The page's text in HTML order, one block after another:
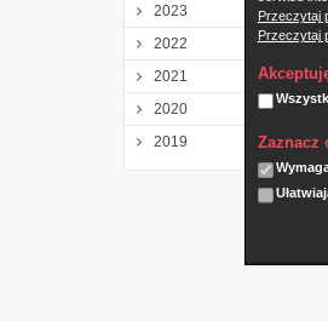
Przeczytaj
Przeczytaj
Zaznacz
2023
2022
2021
2020
2019